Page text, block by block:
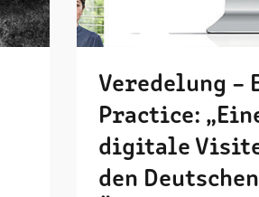
Veredelung –
Practice:
digitale
den Deutschen